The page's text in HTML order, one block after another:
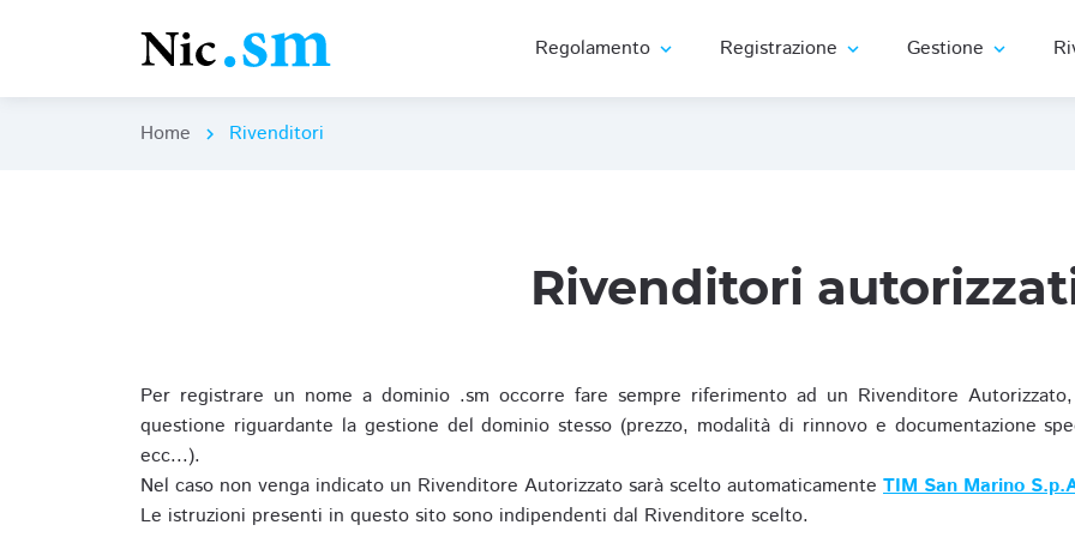
Regolamento expand_more Registrazione expand_more Gestione expand_more
Home chevron_right Rivenditori
Rivenditori
Per registrare un nome a dominio .sm occorre fare sempre riferimento ad un Rivenditore
questione riguardante la gestione del dominio stesso (prezzo, modalità di rinnovo e documentazione
ecc...).
Nel caso non venga indicato un Rivenditore Autorizzato sarà scelto automaticamente TIM San Marino
Le istruzioni presenti in questo sito sono indipendenti dal Rivenditore scelto.